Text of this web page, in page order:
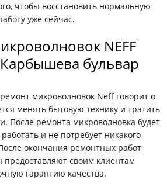
чтобы восстановить нормальную
уже сейчас.
NEFF
бульвар
микроволновок Neff говорит о
менять бытовую технику и тратить
После ремонта микроволновка будет
и не потребует никакого
окончания ремонтных работ
предоставляют своим клиентам
гарантию качества.